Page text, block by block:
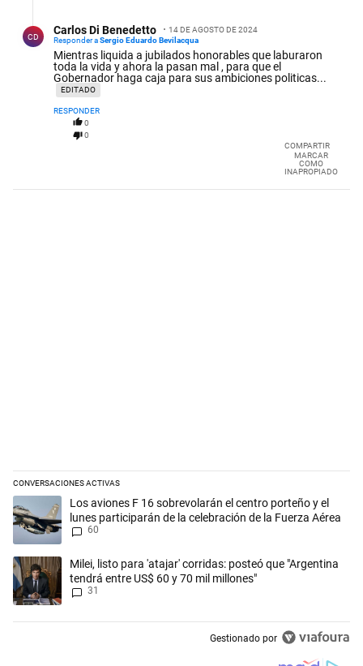
CD Carlos Di Benedetto
14 DE AGOSTO DE 2024
Responder aSergio Eduardo Bevilacqua
Mientras liquida a jubilados honorables que laburaron
toda la vida y ahora la pasan mal , para que el
Gobernador haga caja para sus ambiciones politicas...
EDITADO
RESPONDER
0
0
COMPARTIR
MARCAR
COMO
INAPROPIADO
CONVERSACIONES ACTIVAS
Este listado muestra los artículos con más comentarios en los
Un artículo de tendencia con el título "Los aviones F 16 sobrevolarán
Los aviones F 16 sobrevolarán el centro porteño y el
lunes participarán de la celebración de la Fuerza Aérea
60
Un artículo de tendencia con el título "Milei, listo para 'atajar'
Milei, listo para 'atajar' corridas: posteó que "Argentina
tendrá entre US$ 60 y 70 mil millones"
31
Gestionado por